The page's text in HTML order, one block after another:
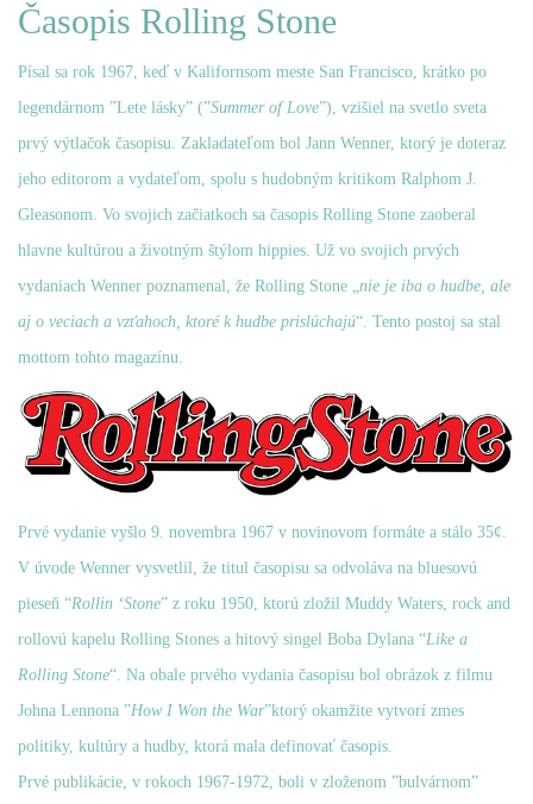
Časopis Rolling Stone
Písal sa rok 1967, keď v Kalifornsom meste San Francisco, krátko po
legendárnom ”Lete lásky” (”Summer of Love”), vzišiel na svetlo sveta
prvý výtlačok časopisu. Zakladateľom bol Jann Wenner, ktorý je doteraz
jeho editorom a vydateľom, spolu s hudobným kritikom Ralphom J.
Gleasonom. Vo svojich začiatkoch sa časopis Rolling Stone zaoberal
hlavne kultúrou a životným štýlom hippies. Už vo svojich prvých
vydaniach Wenner poznamenal, že Rolling Stone „nie je iba o hudbe, ale
aj o veciach a vzťahoch, ktoré k hudbe prislúchajú“. Tento postoj sa stal
mottom tohto magazínu.
Prvé vydanie vyšlo 9. novembra 1967 v novinovom formáte a stálo 35¢.
V úvode Wenner vysvetlil, že titul časopisu sa odvoláva na bluesovú
pieseň “Rollin ‘Stone” z roku 1950, ktorú zložil Muddy Waters, rock and
rollovú kapelu Rolling Stones a hitový singel Boba Dylana “Like a
Rolling Stone“. Na obale prvého vydania časopisu bol obrázok z filmu
Johna Lennona ”How I Won the War”ktorý okamžite vytvorí zmes
politiky, kultúry a hudby, ktorá mala definovať časopis.
Prvé publikácie, v rokoch 1967-1972, boli v zloženom ”bulvárnom”